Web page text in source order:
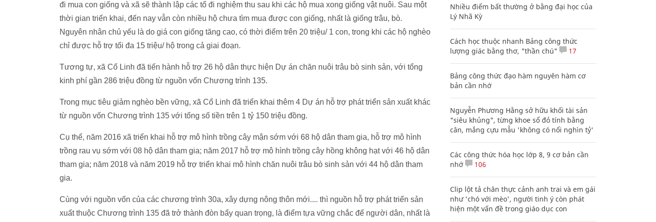
đi mua con giống và xã sẽ thành lập các tổ đi nghiệm thu sau khi các hộ mua xong giống vật nuôi. Sau một
thời gian triển khai, đến nay vẫn còn nhiều hộ chưa tìm mua được con giống, nhất là giống trâu, bò.
Nguyên nhân chủ yếu là do giá con giống tăng cao, có thời điểm trên 20 triệu/ 1 con, trong khi các hộ nghèo
chỉ được hỗ trợ tối đa 15 triệu/ hộ trong cả giai đoạn.
Tương tự, xã Cổ Linh đã tiến hành hỗ trợ 26 hộ dân thực hiện Dự án chăn nuôi trâu bò sinh sản, với tổng
kinh phí gần 286 triệu đồng từ nguồn vốn Chương trình 135.
Trong mục tiêu giảm nghèo bền vững, xã Cổ Linh đã triển khai thêm 4 Dự án hỗ trợ phát triển sản xuất khác
từ nguồn vốn Chương trình 135 với tổng số tiền trên 1 tỷ 150 triệu đồng.
Cụ thể, năm 2016 xã triển khai hỗ trợ mô hình trồng cây mận sớm với 68 hộ dân tham gia, hỗ trợ mô hình
trồng rau vụ sớm với 08 hộ dân tham gia; năm 2017 hỗ trợ mô hình trồng cây hồng không hạt với 46 hộ dân
tham gia; năm 2018 và năm 2019 hỗ trợ triển khai mô hình chăn nuôi trâu bò sinh sản với 44 hộ dân tham
gia.
Cùng với nguồn vốn của các chương trình 30a, xây dựng nông thôn mới.... thì nguồn hỗ trợ phát triển sản
xuất thuộc Chương trình 135 đã trở thành đòn bẩy quan trọng, là điểm tựa vững chắc để người dân, nhất là
Nhiều điểm bất thường ở bằng đại học của
Lý Nhã Kỳ
Cách học thuộc nhanh Bảng công thức
lượng giác bằng thơ, "thần chú"
17
Bảng công thức đạo hàm nguyên hàm cơ
bản cần nhớ
Nguyễn Phương Hằng sở hữu khối tài sản
"siêu khủng", từng khoe sổ đỏ tính bằng
cân, mắng cựu mẫu 'không có nổi nghìn tỷ'
Các công thức hóa học lớp 8, 9 cơ bản cần
nhớ
106
Clip lột tả chân thực cảnh anh trai và em gái
như 'chó với mèo', người tinh ý còn phát
hiện một vấn đề trong giáo dục con